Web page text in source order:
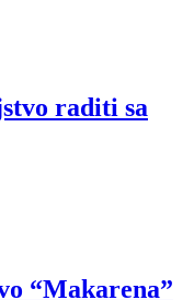
raditi sa
“Makarena”